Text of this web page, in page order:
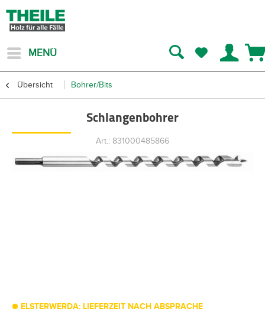
MENÜ
Übersicht Bohrer/Bits
Schlangenbohrer
Art.: 831000485866
ELSTERWERDA: LIEFERZEIT NACH ABSPRACHE